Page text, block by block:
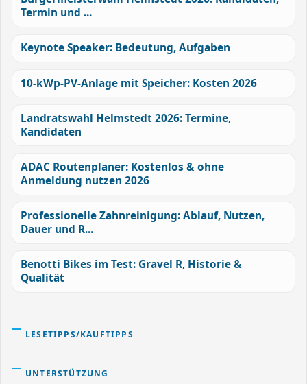
Termin und ...
Keynote Speaker: Bedeutung, Aufgaben
10-kWp-PV-Anlage mit Speicher: Kosten 2026
Landratswahl Helmstedt 2026: Termine,
Kandidaten
ADAC Routenplaner: Kostenlos & ohne
Anmeldung nutzen 2026
Professionelle Zahnreinigung: Ablauf, Nutzen,
Dauer und R...
Benotti Bikes im Test: Gravel R, Historie &
Qualität
LESETIPPS/KAUFTIPPS
UNTERSTÜTZUNG